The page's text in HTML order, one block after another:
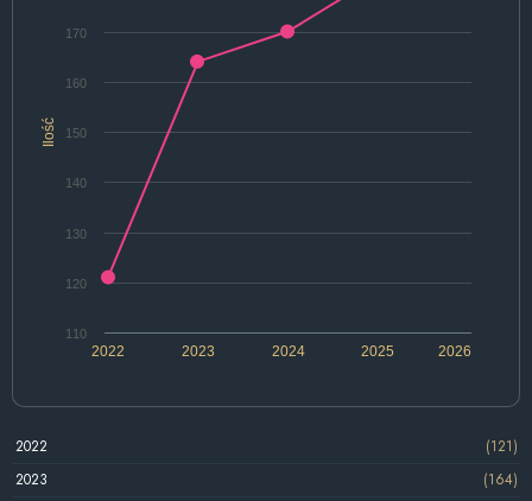
Ilość
2022 2024 2026
2023 2025
110
120
130
140
150
160
170
2022
(121)
2023
(164)